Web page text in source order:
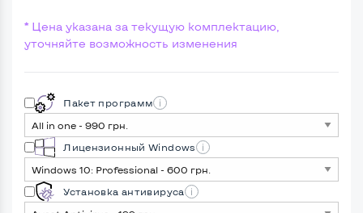
* Цена указана за текущую комплектацию,
уточняйте возможность изменения
Пакет программ
Лицензионный Windows
Установка антивируса